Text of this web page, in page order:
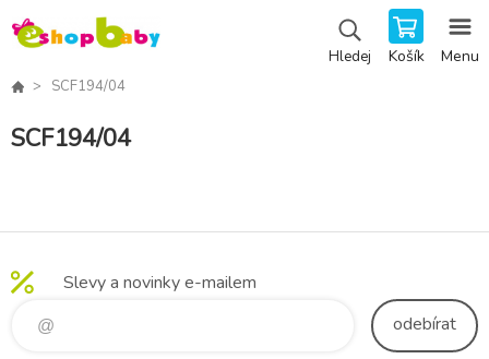
Hledej Košík Menu
SCF194/04
SCF194/04
Slevy a novinky e-mailem
odebírat